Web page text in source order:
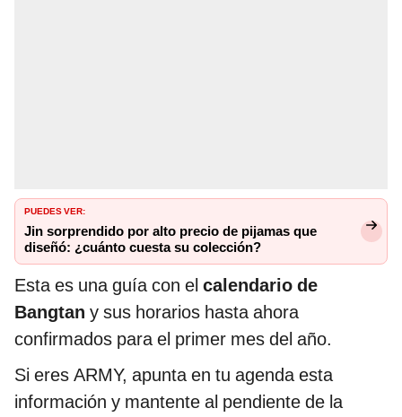
PUEDES VER:
Jin sorprendido por alto precio de pijamas que
diseñó: ¿cuánto cuesta su colección?
Esta es una guía con el calendario de
Bangtan y sus horarios hasta ahora
confirmados para el primer mes del año.
Si eres ARMY, apunta en tu agenda esta
información y mantente al pendiente de la